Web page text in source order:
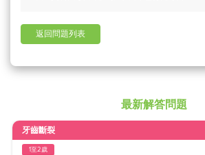
返回問題列表
最新解答問題
牙齒斷裂
1至2歲